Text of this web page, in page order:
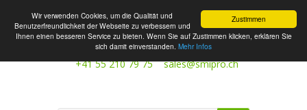
Zustimmen
Wir verwenden Cookies, um die Qualität und
Benutzerfreundlichkeit der Webseite zu verbessern und
Ihnen einen besseren Service zu bieten. Wenn Sie auf Zustimmen klicken, erklären Sie
sich damit einverstanden. Mehr Infos
+41 55 210 79 75 sales@smipro.ch